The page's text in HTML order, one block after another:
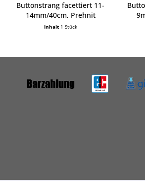
Buttonstrang facettiert 11-
14mm/40cm, Prehnit
Inhalt 1 Stück